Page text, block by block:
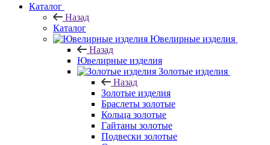
Каталог
Назад
Каталог
Ювелирные изделия
Назад
Ювелирные изделия
Золотые изделия
Назад
Золотые изделия
Браслеты золотые
Кольца золотые
Гайтаны золотые
Подвески золотые